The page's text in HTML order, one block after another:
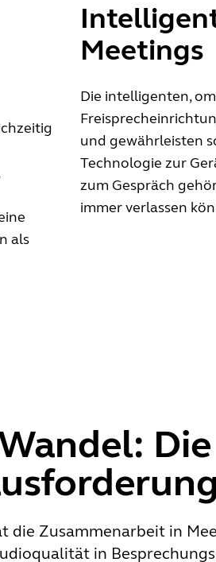
als
Meetings
Die intelligenten,
und gewährleisten
Technologie zur
zum Gespräch
immer verlassen
die Zusammenarbeit in
in